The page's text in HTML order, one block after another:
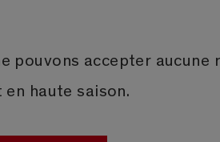
pouvons accepter aucune
haute saison.